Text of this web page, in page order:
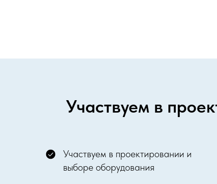
Участвуем в
Участвуем в проектировании и
выборе оборудования